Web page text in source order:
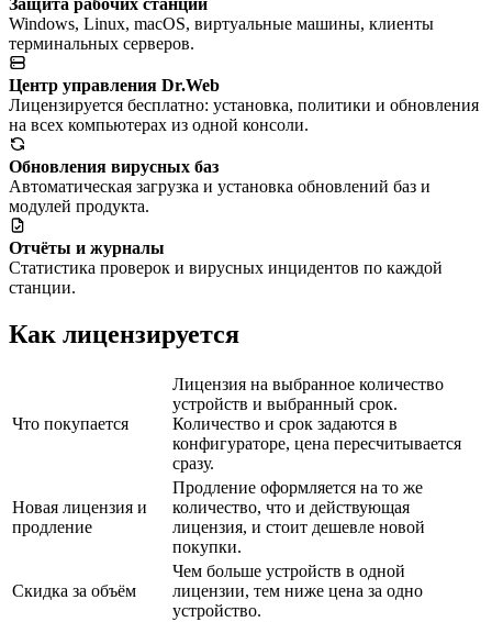
Защита рабочих станций
Windows, Linux, macOS, виртуальные машины, клиенты
терминальных серверов.
Центр управления Dr.Web
Лицензируется бесплатно: установка, политики и обновления
на всех компьютерах из одной консоли.
Обновления вирусных баз
Автоматическая загрузка и установка обновлений баз и
модулей продукта.
Отчёты и журналы
Статистика проверок и вирусных инцидентов по каждой
станции.
Как лицензируется
Что покупается
Лицензия на выбранное количество
устройств и выбранный срок.
Количество и срок задаются в
конфигураторе, цена пересчитывается
сразу.
Новая лицензия и
продление
Продление оформляется на то же
количество, что и действующая
лицензия, и стоит дешевле новой
покупки.
Скидка за объём
Чем больше устройств в одной
лицензии, тем ниже цена за одно
устройство.